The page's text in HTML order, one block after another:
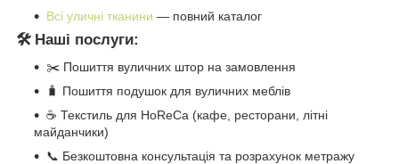
Всі уличні тканини — повний каталог
🛠️ Наші послуги:
✂️ Пошиття вуличних штор на замовлення
🧳 Пошиття подушок для вуличних меблів
☕ Текстиль для HoReCa (кафе, ресторани, літні
майданчики)
📞 Безкоштовна консультація та розрахунок метражу